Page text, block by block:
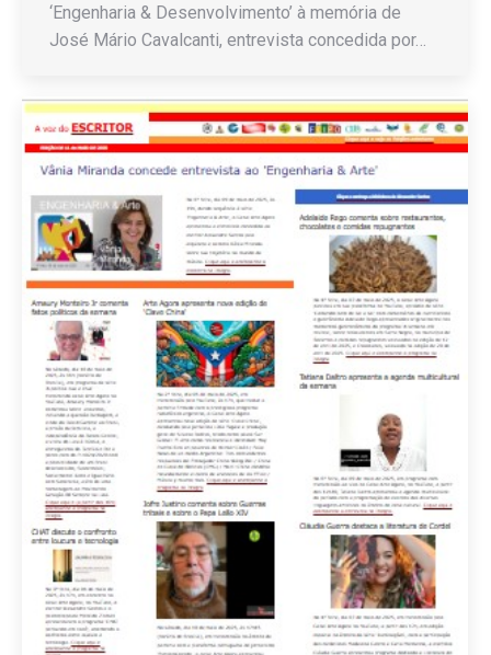
‘Engenharia & Desenvolvimento’ à memória de
José Mário Cavalcanti, entrevista concedida por…